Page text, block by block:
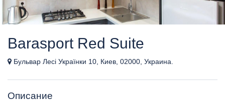
Barasport Red Suite
Бульвар Лесі Українки 10, Киев, 02000, Украина.
Описание